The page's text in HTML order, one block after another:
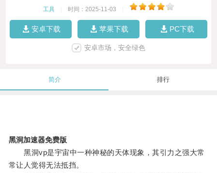
工具 时间：2025-11-03
安卓下载 苹果下载 PC下载
安卓市场，安全绿色
简介 排行
黑洞加速器免费版
黑洞vp是宇宙中一种神秘的天体现象，其引力之强大常
常让人觉得无法抵挡。